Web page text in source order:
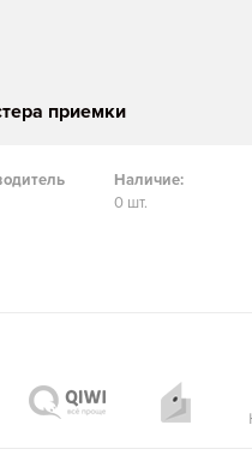
приемки
Наличие:
0 шт.